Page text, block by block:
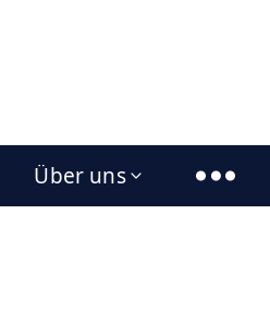
Über uns